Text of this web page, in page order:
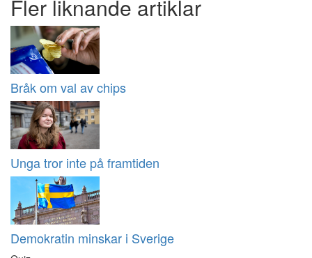
Fler liknande artiklar
Bråk om val av chips
Unga tror inte på framtiden
Demokratin minskar i Sverige